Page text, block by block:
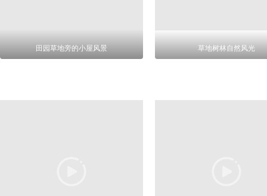
田园草地旁的小屋风景 草地树林自然风光